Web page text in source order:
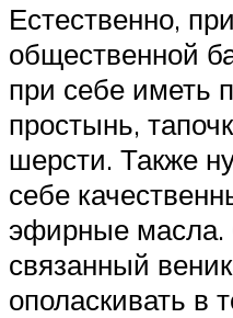
Естественно,
общественной
при себе иметь
простынь,
шерсти. Также
себе
эфирные масла.
связанный
ополаскивать в